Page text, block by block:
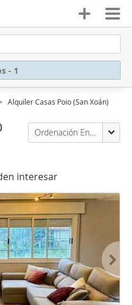
- 1
Alquiler Casas Poio (San Xoán)
Ordenación Enalquiler
interesar